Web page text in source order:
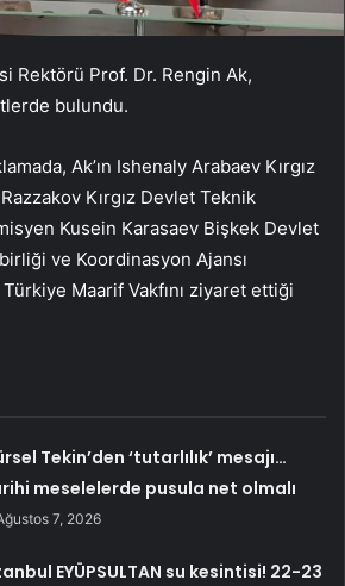
Rektörü Prof. Dr. Rengin Ak,
bulundu.
Ak’ın Ishenaly Arabaev Kırgız
Kırgız Devlet Teknik
Kusein Karasaev Bişkek Devlet
ve Koordinasyon Ajansı
Türkiye Maarif Vakfını ziyaret ettiği
Tekin’den ‘tutarlılık’ mesajı…
meselelerde pusula net olmalı
7, 2026
EYÜPSULTAN su kesintisi! 22-23